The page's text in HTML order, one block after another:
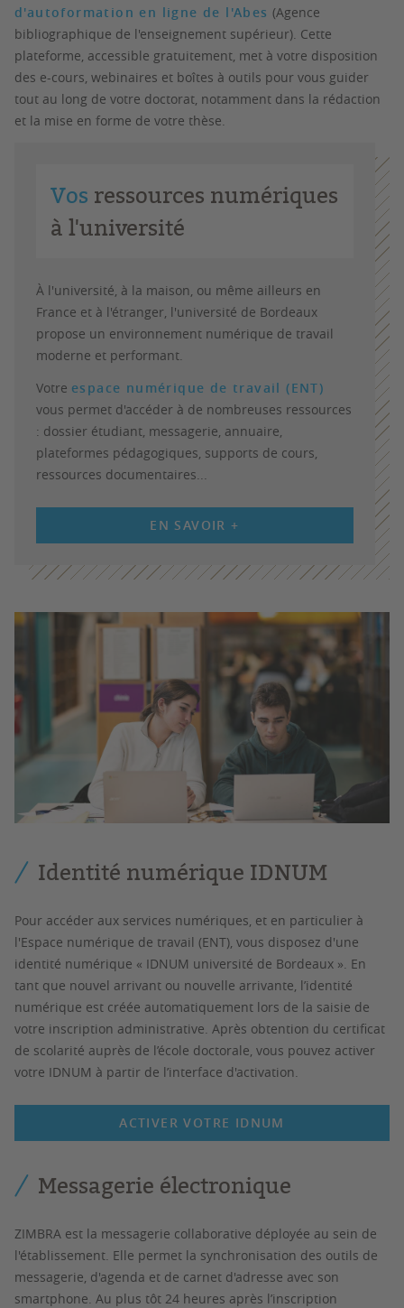
d'autoformation en ligne de l'Abes (Agence
bibliographique de l'enseignement supérieur). Cette
plateforme, accessible gratuitement, met à votre disposition
des e-cours, webinaires et boîtes à outils pour vous guider
tout au long de votre doctorat, notamment dans la rédaction
et la mise en forme de votre thèse.
Vos ressources numériques
à l'université
À l'université, à la maison, ou même ailleurs en
France et à l'étranger, l'université de Bordeaux
propose un environnement numérique de travail
moderne et performant.
Votre espace numérique de travail (ENT)
vous permet d'accéder à de nombreuses ressources
: dossier étudiant, messagerie, annuaire,
plateformes pédagogiques, supports de cours,
ressources documentaires...
EN SAVOIR +
Identité numérique IDNUM
Pour accéder aux services numériques, et en particulier à
l'Espace numérique de travail (ENT), vous disposez d'une
identité numérique « IDNUM université de Bordeaux ». En
tant que nouvel arrivant ou nouvelle arrivante, l’identité
numérique est créée automatiquement lors de la saisie de
votre inscription administrative. Après obtention du certificat
de scolarité auprès de l’école doctorale, vous pouvez activer
votre IDNUM à partir de l’interface d'activation.
ACTIVER VOTRE IDNUM
Messagerie électronique
ZIMBRA est la messagerie collaborative déployée au sein de
l'établissement. Elle permet la synchronisation des outils de
messagerie, d'agenda et de carnet d'adresse avec son
smartphone. Au plus tôt 24 heures après l’inscription